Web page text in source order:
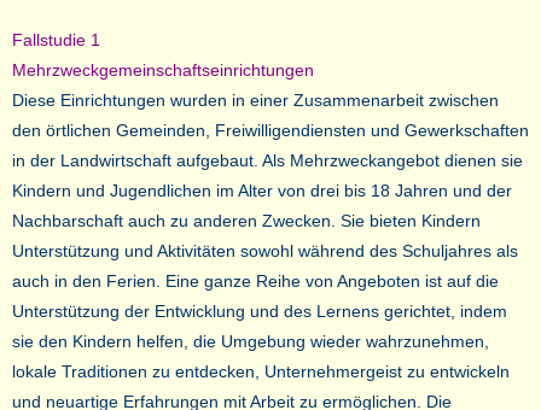
Fallstudie 1
Mehrzweckgemeinschaftseinrichtungen
Diese Einrichtungen wurden in einer Zusammenarbeit zwischen
den örtlichen Gemeinden, Freiwilligendiensten und Gewerkschaften
in der Landwirtschaft aufgebaut. Als Mehrzweckangebot dienen sie
Kindern und Jugendlichen im Alter von drei bis 18 Jahren und der
Nachbarschaft auch zu anderen Zwecken. Sie bieten Kindern
Unterstützung und Aktivitäten sowohl während des Schuljahres als
auch in den Ferien. Eine ganze Reihe von Angeboten ist auf die
Unterstützung der Entwicklung und des Lernens gerichtet, indem
sie den Kindern helfen, die Umgebung wieder wahrzunehmen,
lokale Traditionen zu entdecken, Unternehmergeist zu entwickeln
und neuartige Erfahrungen mit Arbeit zu ermöglichen. Die